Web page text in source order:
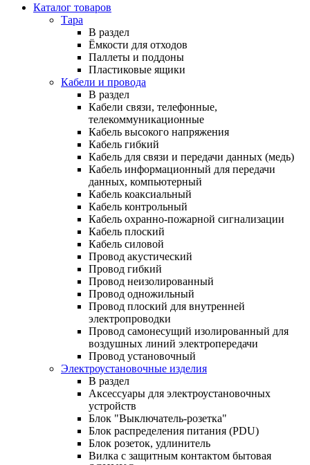
Каталог товаров
Тара
В раздел
Ёмкости для отходов
Паллеты и поддоны
Пластиковые ящики
Кабели и провода
В раздел
Кабели связи, телефонные,
телекоммуникационные
Кабель высокого напряжения
Кабель гибкий
Кабель для связи и передачи данных (медь)
Кабель информационный для передачи
данных, компьютерный
Кабель коаксиальный
Кабель контрольный
Кабель охранно-пожарной сигнализации
Кабель плоский
Кабель силовой
Провод акустический
Провод гибкий
Провод неизолированный
Провод одножильный
Провод плоский для внутренней
электропроводки
Провод самонесущий изолированный для
воздушных линий электропередачи
Провод установочный
Электроустановочные изделия
В раздел
Аксессуары для электроустановочных
устройств
Блок "Выключатель-розетка"
Блок распределения питания (PDU)
Блок розеток, удлинитель
Вилка с защитным контактом бытовая